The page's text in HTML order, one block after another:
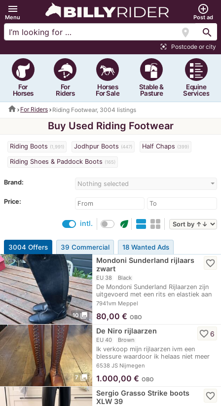
menu
Menu
add_circle_outline
Post ad
location_on search
center_focus_strong Postcode or city
For
Horses
For
Riders
Horses
For Sale
Stable &
Pasture
Equine
Services
home For Riders Riding Footwear, 3004 listings
Buy Used Riding Footwear
Riding Boots (1,991) Jodhpur Boots (447) Half Chaps (399)
Riding Shoes & Paddock Boots (165)
Brand: Nothing selected
Price:
intl. eco
3004 Offers 39 Commercial 18 Wanted Ads
10 photo_library
Mondoni Sunderland rijlaars
zwart
EU 38 Black
De Mondoni Sunderland Rijlaarzen zijn
uitgevoerd met een rits en elastiek aan
de…
7941vm Meppel
favorite_border
80,00 € OBO
7 photo_library
De Niro rijlaarzen
EU 40 Brown
Ik verkoop mijn rijlaarzen ivm een
blessure waardoor ik helaas niet meer
kan…
6538 JS Nijmegen
favorite_border 6
1.000,00 € OBO
Sergio Grasso Strike boots
XLW 39
favorite_border